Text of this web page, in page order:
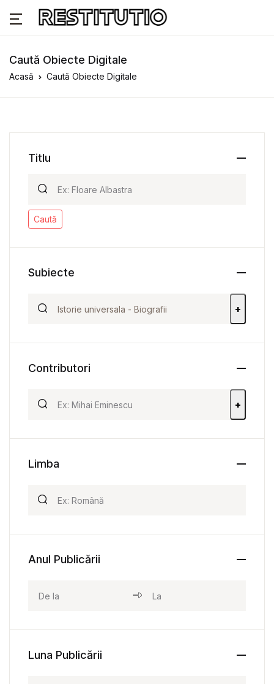
Caută Obiecte Digitale
Acasă Caută Obiecte Digitale
Titlu
Caută
Subiecte
+
Contributori
+
Limba
Anul Publicării
Luna Publicării